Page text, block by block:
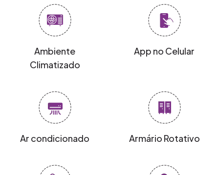
Ambiente
Climatizado
App no Celular
Ar condicionado Armário Rotativo